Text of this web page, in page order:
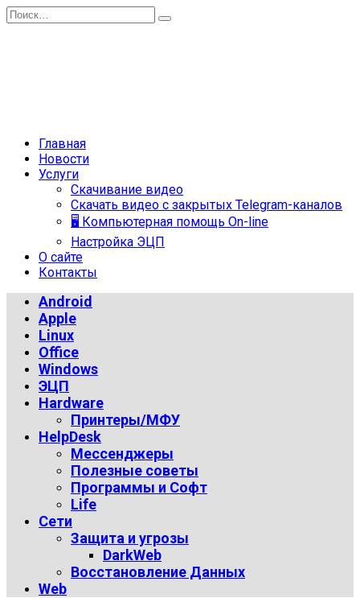
Перейти
к
Search
for:
Главная
Новости
Услуги
Скачивание видео
Скачать видео с закрытых Telegram-каналов
🖥 Компьютерная помощь On-line
Настройка ЭЦП
О сайте
Контакты
Android
Apple
Linux
Office
Windows
ЭЦП
Hardware
Принтеры/МФУ
HelpDesk
Мессенджеры
Полезные советы
Программы и Софт
Life
Сети
Защита и угрозы
DarkWeb
Восстановление Данных
Web